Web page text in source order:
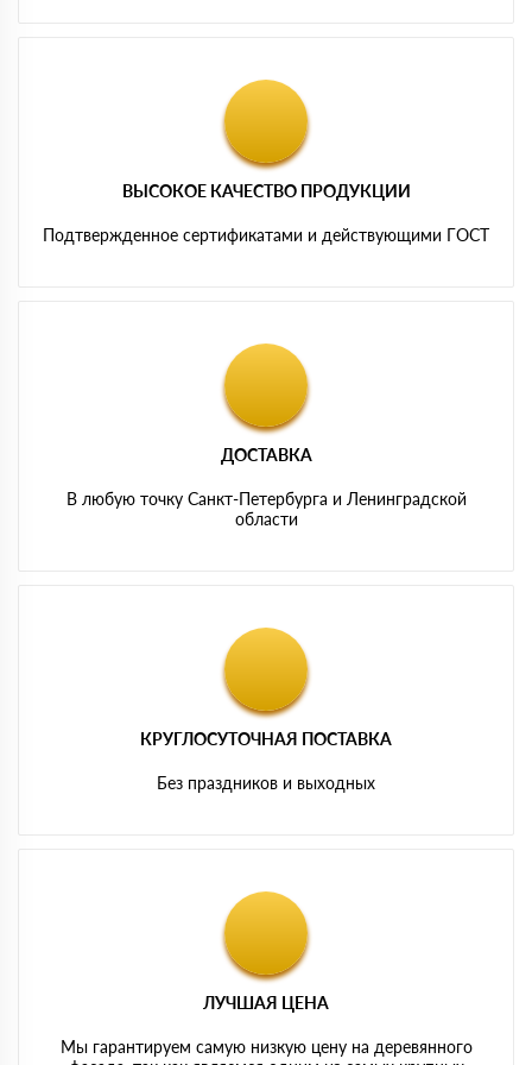
ВЫСОКОЕ КАЧЕСТВО ПРОДУКЦИИ
Подтвержденное сертификатами и действующими ГОСТ
ДОСТАВКА
В любую точку Санкт-Петербурга и Ленинградской
области
КРУГЛОСУТОЧНАЯ ПОСТАВКА
Без праздников и выходных
ЛУЧШАЯ ЦЕНА
Мы гарантируем самую низкую цену на деревянного